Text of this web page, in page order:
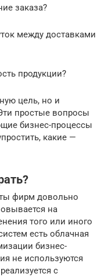
заказа?
между доставками
продукции?
цель, но и
простые вопросы
бизнес-процессы
какие —
фирм довольно
на
того или иного
есть облачная
бизнес-
не используются
с